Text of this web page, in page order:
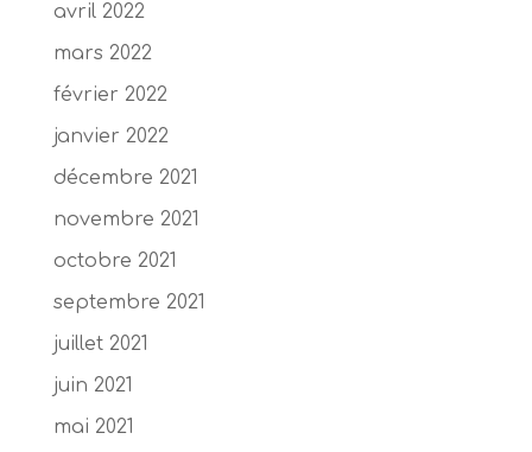
avril 2022
mars 2022
février 2022
janvier 2022
décembre 2021
novembre 2021
octobre 2021
septembre 2021
juillet 2021
juin 2021
mai 2021